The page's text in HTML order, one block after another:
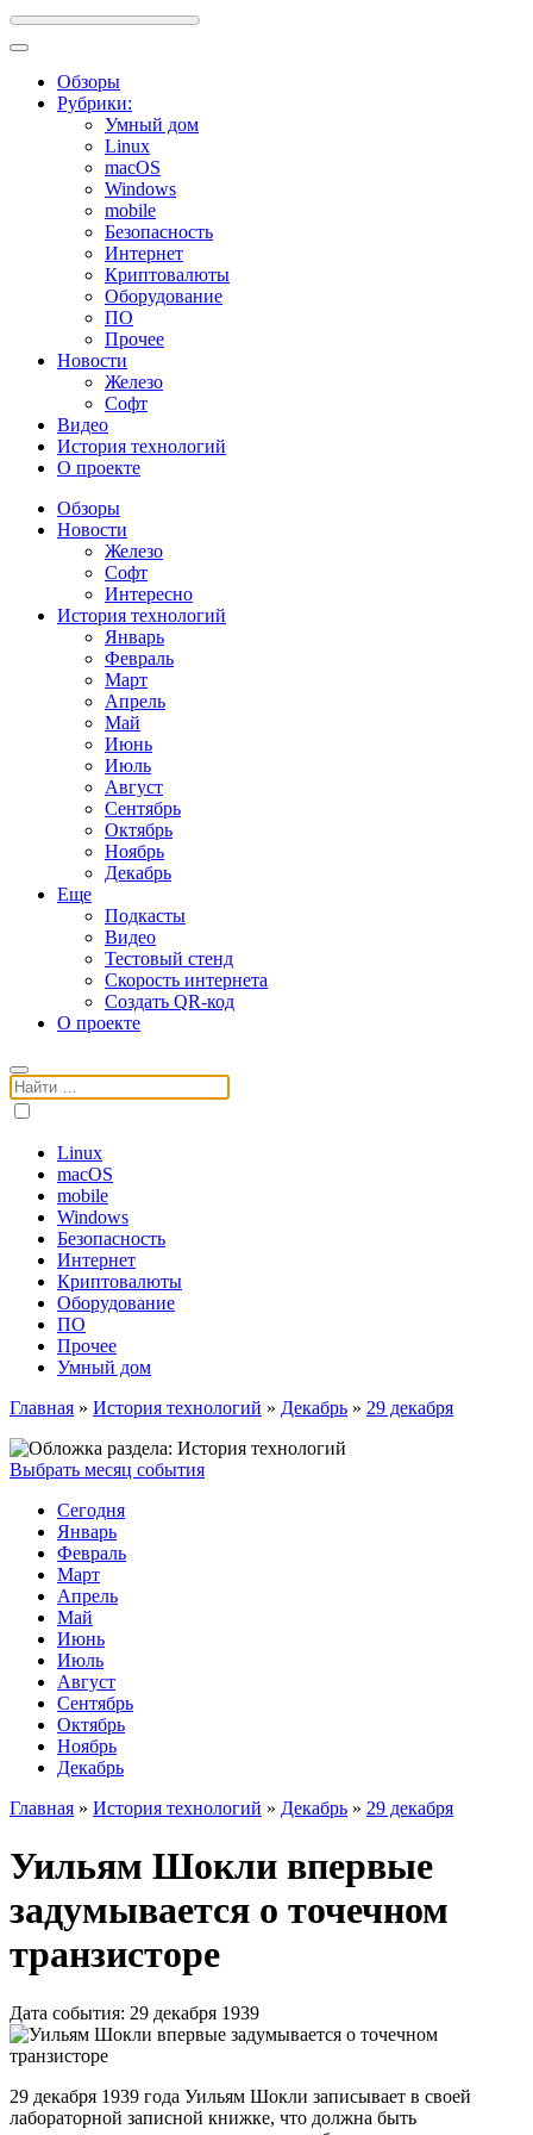
Обзоры
Рубрики:
Умный дом
Linux
macOS
Windows
mobile
Безопасность
Интернет
Криптовалюты
Оборудование
ПО
Прочее
Новости
Железо
Софт
Видео
История технологий
О проекте
Обзоры
Новости
Железо
Софт
Интересно
История технологий
Январь
Февраль
Март
Апрель
Май
Июнь
Июль
Август
Сентябрь
Октябрь
Ноябрь
Декабрь
Еще
Подкасты
Видео
Тестовый стенд
Скорость интернета
Создать QR-код
О проекте
Поиск:
Linux
macOS
mobile
Windows
Безопасность
Интернет
Криптовалюты
Оборудование
ПО
Прочее
Умный дом
Главная » История технологий » Декабрь » 29 декабря
Выбрать месяц события
Сегодня
Январь
Февраль
Март
Апрель
Май
Июнь
Июль
Август
Сентябрь
Октябрь
Ноябрь
Декабрь
Главная » История технологий » Декабрь » 29 декабря
Уильям Шокли впервые
задумывается о точечном
транзисторе
Дата события: 29 декабря 1939
29 декабря 1939 года Уильям Шокли записывает в своей
лабораторной записной книжке, что должна быть